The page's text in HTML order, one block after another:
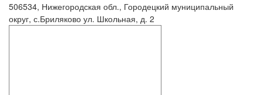
506534, Нижегородская обл., Городецкий муниципальный
округ, с.Бриляково ул. Школьная, д. 2